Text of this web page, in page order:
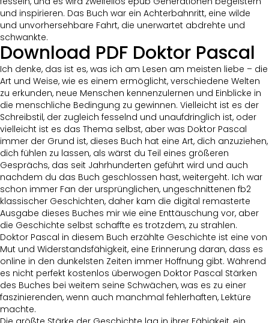
und inspirieren. Das Buch war ein Achterbahnritt, eine wilde
und unvorhersehbare Fahrt, die unerwartet abdrehte und
schwankte.
Download PDF Doktor Pascal
Ich denke, das ist es, was ich am Lesen am meisten liebe – die
Art und Weise, wie es einem ermöglicht, verschiedene Welten
zu erkunden, neue Menschen kennenzulernen und Einblicke in
die menschliche Bedingung zu gewinnen. Vielleicht ist es der
Schreibstil, der zugleich fesselnd und unaufdringlich ist, oder
vielleicht ist es das Thema selbst, aber was Doktor Pascal
immer der Grund ist, dieses Buch hat eine Art, dich anzuziehen,
dich fühlen zu lassen, als wärst du Teil eines größeren
Gesprächs, das seit Jahrhunderten geführt wird und auch
nachdem du das Buch geschlossen hast, weitergeht. Ich war
schon immer Fan der ursprünglichen, ungeschnittenen fb2
klassischer Geschichten, daher kam die digital remasterte
Ausgabe dieses Buches mir wie eine Enttäuschung vor, aber
die Geschichte selbst schaffte es trotzdem, zu strahlen.
Doktor Pascal in diesem Buch erzählte Geschichte ist eine von
Mut und Widerstandsfähigkeit, eine Erinnerung daran, dass es
online in den dunkelsten Zeiten immer Hoffnung gibt. Während
es nicht perfekt kostenlos überwogen Doktor Pascal Stärken
des Buches bei weitem seine Schwächen, was es zu einer
faszinierenden, wenn auch manchmal fehlerhaften, Lektüre
machte.